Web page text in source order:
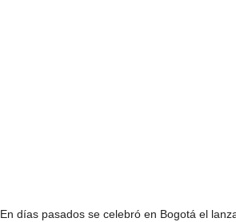
En días pasados se celebró en Bogotá el